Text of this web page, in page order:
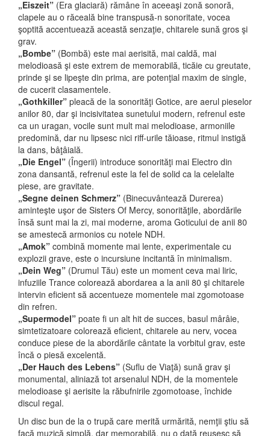
„Eiszeit” (Era glaciară) rămâne în aceeaşi zonă sonoră,
clapele au o răceală bine transpusă-n sonoritate, vocea
şoptită accentuează această senzaţie, chitarele sună gros şi
grav.
„Bombe” (Bombă) este mai aerisită, mai caldă, mai
melodioasă şi este extrem de memorabilă, ticăie cu greutate,
prinde şi se lipeşte din prima, are potenţial maxim de single,
de cucerit clasamentele.
„Gothkiller” pleacă de la sonorităţi Gotice, are aerul pieselor
anilor 80, dar şi incisivitatea sunetului modern, refrenul este
ca un uragan, vocile sunt mult mai melodioase, armoniile
predomină, dar nu lipsesc nici riff-urile tăioase, ritmul instigă
la dans, bâţâială.
„Die Engel” (Îngerii) introduce sonorităţi mai Electro din
zona dansantă, refrenul este la fel de solid ca la celelalte
piese, are gravitate.
„Segne deinen Schmerz” (Binecuvântează Durerea)
aminteşte uşor de Sisters Of Mercy, sonorităţile, abordările
însă sunt mai la zi, mai moderne, aroma Goticului de anii 80
se amestecă armonios cu notele NDH.
„Amok” combină momente mai lente, experimentale cu
explozii grave, este o incursiune incitantă în minimalism.
„Dein Weg” (Drumul Tău) este un moment ceva mai liric,
infuziile Trance colorează abordarea a la anii 80 şi chitarele
intervin eficient să accentueze momentele mai zgomotoase
din refren.
„Supermodel” poate fi un alt hit de succes, basul mârâie,
simtetizatoare colorează eficient, chitarele au nerv, vocea
conduce piese de la abordările cântate la vorbitul grav, este
încă o piesă excelentă.
„Der Hauch des Lebens” (Suflu de Viaţă) sună grav şi
monumental, aliniază tot arsenalul NDH, de la momentele
melodioase şi aerisite la răbufnirile zgomotoase, închide
discul regal.
Un disc bun de la o trupă care merită urmărită, nemţii ştiu să
facă muzică simplă, dar memorabilă, nu o dată reuşesc să